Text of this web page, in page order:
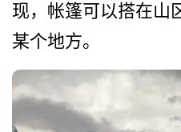
现，帐篷可以搭在山
某个地方。